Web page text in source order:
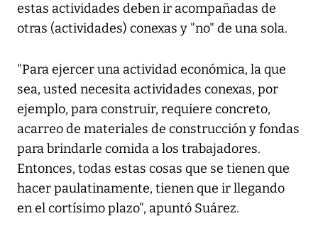
estas actividades deben ir acompañadas de
otras (actividades) conexas y "no" de una sola.
"Para ejercer una actividad económica, la que
sea, usted necesita actividades conexas, por
ejemplo, para construir, requiere concreto,
acarreo de materiales de construcción y fondas
para brindarle comida a los trabajadores.
Entonces, todas estas cosas que se tienen que
hacer paulatinamente, tienen que ir llegando
en el cortísimo plazo", apuntó Suárez.